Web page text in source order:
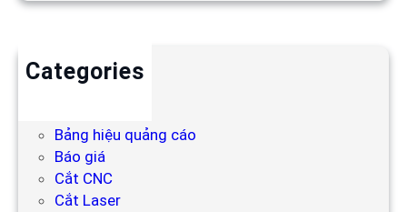
Categories
Bảng hiệu quảng cáo
Báo giá
Cắt CNC
Cắt Laser